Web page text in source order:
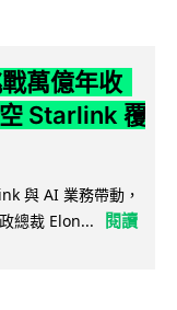
萬億年收
Starlink 覆
與 AI 業務帶動，
總裁 Elon...
閱讀